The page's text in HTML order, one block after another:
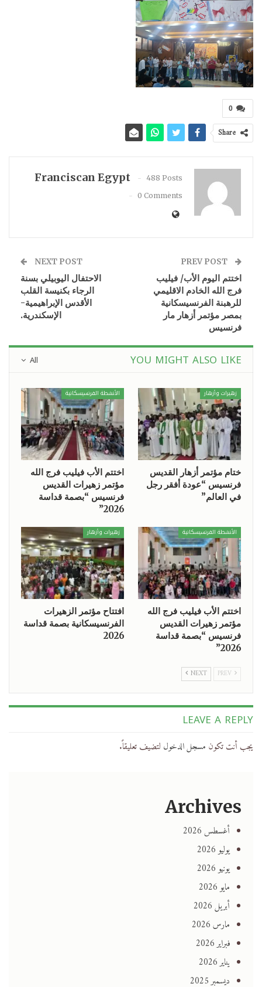
0
Share
Franciscan Egypt
488 Posts
0 Comments
اختتم اليوم الأب/ فيليب
فرج الله الخادم الاقليمي
للرهبنة الفرنسيسكانية
بمصر مؤتمر أزهار مار
فرنسيس
NEXT POST
الاحتفال اليوبيلي بسنة
الرجاء بكنيسة القلب
الأقدس الإبراهيمية-
الإسكندرية.
All YOU MIGHT ALSO LIKE
زهيرات وأزهار
ختام مؤتمر أزهار القديس
فرنسيس “عودة أفقر رجل
في العالم”
الأنشطة الفرنسيسكانية
اختتم الأب فيليب فرج الله
مؤتمر زهيرات القديس
فرنسيس “بصمة قداسة
2026”
الأنشطة الفرنسيسكانية
اختتم الأب فيليب فرج الله
مؤتمر زهيرات القديس
فرنسيس “بصمة قداسة
2026”
زهيرات وأزهار
افتتاح مؤتمر الزهيرات
الفرنسيسكانية بصمة قداسة
2026
NEXT
LEAVE A REPLY
يجب أنت تكون مسجل الدخول لتضيف تعليقاً.
Archives
أغسطس 2026
يوليو 2026
يونيو 2026
مايو 2026
أبريل 2026
مارس 2026
فبراير 2026
يناير 2026
ديسمبر 2025